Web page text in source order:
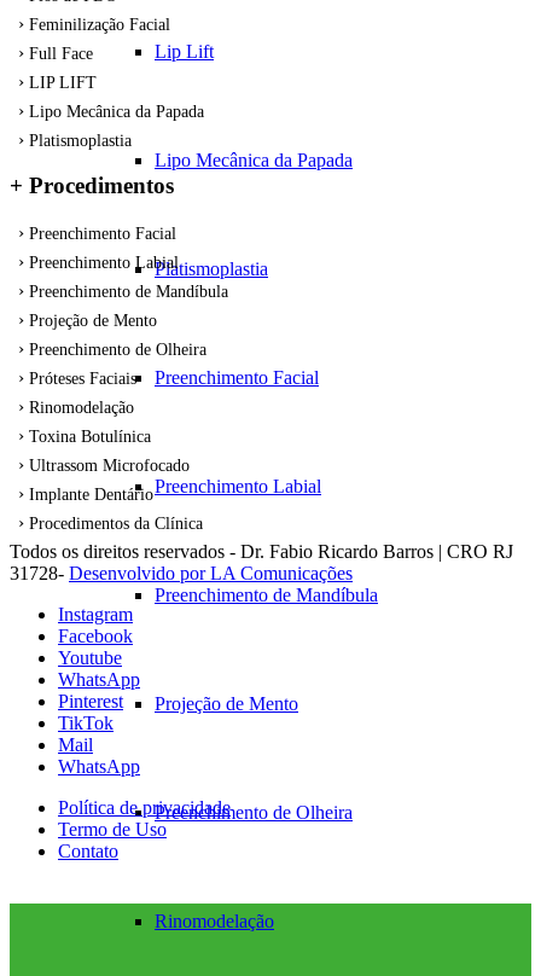
Lip Lift
Lipo Mecânica da Papada
Platismoplastia
Preenchimento Facial
Preenchimento Labial
Preenchimento de Mandíbula
Projeção de Mento
Preenchimento de Olheira
Rinomodelação
Feminilização Facial
Full Face
LIP LIFT
Lipo Mecânica da Papada
Platismoplastia
+ Procedimentos
Preenchimento Facial
Preenchimento Labial
Preenchimento de Mandíbula
Projeção de Mento
Preenchimento de Olheira
Próteses Faciais
Rinomodelação
Toxina Botulínica
Ultrassom Microfocado
Implante Dentário
Procedimentos da Clínica
Todos os direitos reservados - Dr. Fabio Ricardo Barros | CRO RJ
31728- Desenvolvido por LA Comunicações
Instagram
Facebook
Youtube
WhatsApp
Pinterest
TikTok
Mail
WhatsApp
Política de privacidade
Termo de Uso
Contato